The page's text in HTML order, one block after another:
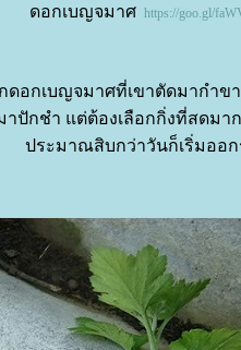
ดอกเบญจมาศ https://goo.gl/
ดอกเบญจมาศที่เขาตัดมากำข
ปักชำ แต่ต้องเลือกกิ่งที่สดมา
ประมาณสิบกว่าวันก็เริ่มออก